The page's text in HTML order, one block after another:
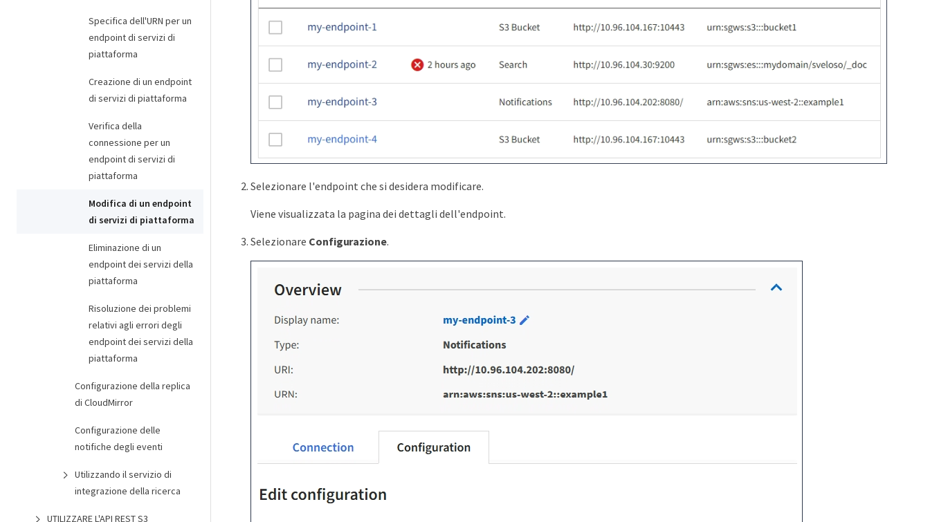
Specifica dell'URN per un
endpoint di servizi di
piattaforma
Creazione di un endpoint
di servizi di piattaforma
Verifica della
connessione per un
endpoint di servizi di
piattaforma
Modifica di un endpoint
di servizi di piattaforma
Eliminazione di un
endpoint dei servizi della
piattaforma
Risoluzione dei problemi
relativi agli errori degli
endpoint dei servizi della
piattaforma
Configurazione della replica
di CloudMirror
Configurazione delle
notifiche degli eventi
Utilizzando il servizio di
integrazione della ricerca
UTILIZZARE L'API REST S3
Selezionare l'endpoint che si desidera modificare.
Viene visualizzata la pagina dei dettagli dell'endpoint.
Selezionare Configurazione.